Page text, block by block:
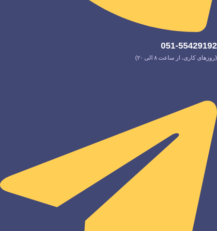
051-55429192
(روزهای کاری، از ساعت ۸ الی ۲۰)